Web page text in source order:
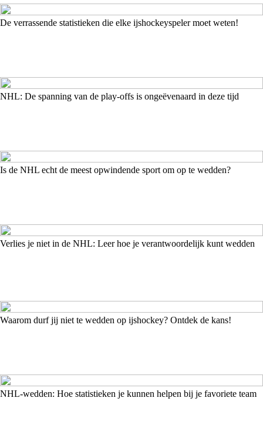
De verrassende statistieken die elke ijshockeyspeler moet weten!
NHL: De spanning van de play-offs is ongeëvenaard in deze tijd
Is de NHL echt de meest opwindende sport om op te wedden?
Verlies je niet in de NHL: Leer hoe je verantwoordelijk kunt wedden
Waarom durf jij niet te wedden op ijshockey? Ontdek de kans!
NHL-wedden: Hoe statistieken je kunnen helpen bij je favoriete team